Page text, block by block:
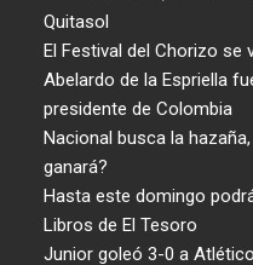
Quitasol
El Festival del Chorizo se
Abelardo de la Espriella
presidente de Colombia
Nacional busca la
ganará?
Hasta este domingo
Libros de El Tesoro
Junior goleó 3-0 a